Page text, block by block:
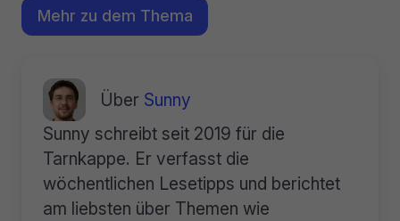
Mehr zu dem Thema
Über Sunny
Sunny schreibt seit 2019 für die
Tarnkappe. Er verfasst die
wöchentlichen Lesetipps und berichtet
am liebsten über Themen wie